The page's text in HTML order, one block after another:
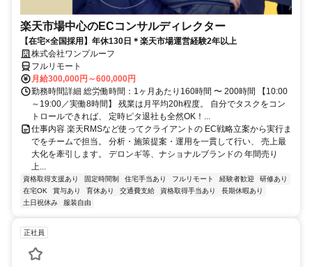
楽天市場中心のECコンサルディレクター
【在宅×全国採用】年休130日＊楽天市場運営経験2年以上
株式会社ワンプルーフ
フルリモート
月給300,000円～600,000円
勤務時間詳細 総労働時間：1ヶ月あたり160時間 〜 200時間 【10:00
～19:00／実働8時間】 残業は月平均20h程度。 自分でタスクをコン
トロールできれば、 定時ピタ退社も全然OK！...
仕事内容 楽天RMSなど使ってクライアントの EC戦略立案から実行ま
でをチームで担当。 分析・施策提案・運用を一貫して行い、 売上最
大化を牽引します。 デロンギ等、ナショナルブランドの 年間売り
上...
資格取得支援あり 固定時間制 住宅手当あり フルリモート 経験者歓迎
研修あり
在宅OK
賞与あり 育休あり 交通費支給 資格取得手当あり
長期休暇あり
土日祝休み
服装自由
正社員